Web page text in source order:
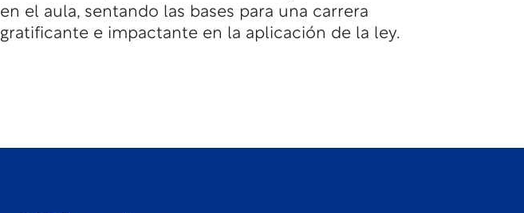
en el aula, sentando las bases para una carrera
gratificante e impactante en la aplicación de la ley.